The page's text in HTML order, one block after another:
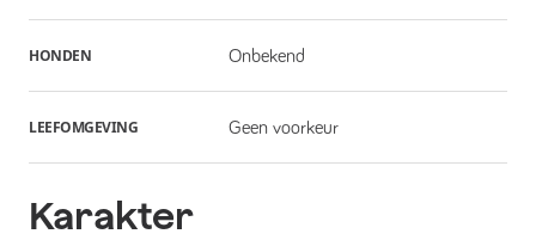
HONDEN Onbekend
LEEFOMGEVING Geen voorkeur
Karakter